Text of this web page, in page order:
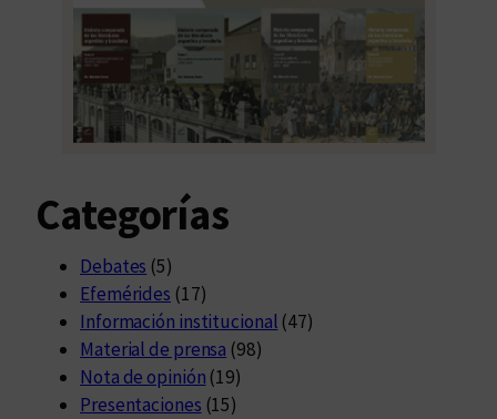
Categorías
Debates (5)
Efemérides (17)
Información institucional (47)
Material de prensa (98)
Nota de opinión (19)
Presentaciones (15)